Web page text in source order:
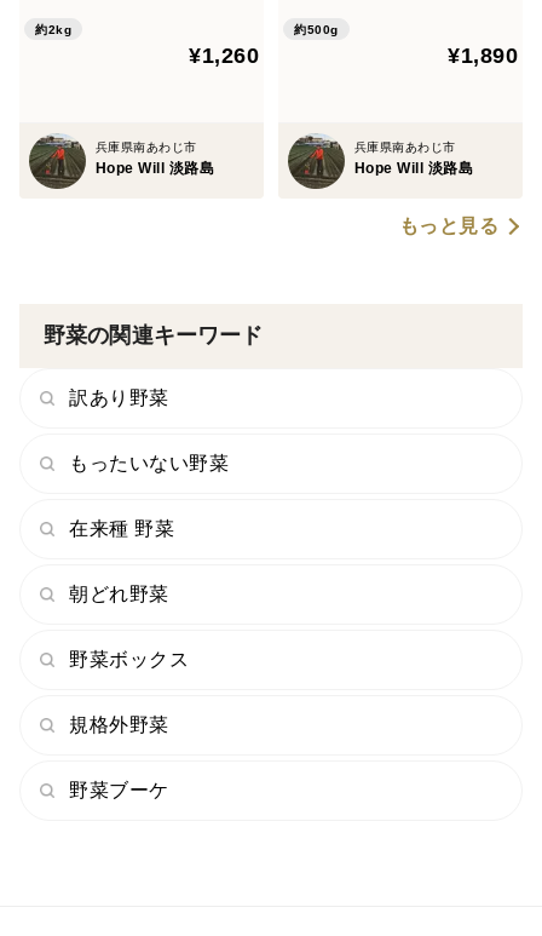
約2kg
¥1,260
兵庫県南あわじ市
Hope Will 淡路島
約500g
¥1,890
兵庫県南あわじ市
Hope Will 淡路島
もっと見る
野菜の関連キーワード
訳あり野菜
もったいない野菜
在来種 野菜
朝どれ野菜
野菜ボックス
規格外野菜
野菜ブーケ